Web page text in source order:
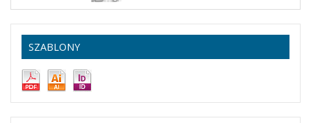
750 1 341,46 zł 1 650,00 zł
1000
SZABLONY